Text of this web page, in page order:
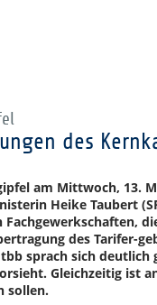
des
am Mittwoch, 13.
Heike Taubert
Fachgewerkschaften,
des Tarifer-
sprach sich deutlich
Gleichzeitig ist
sollen.